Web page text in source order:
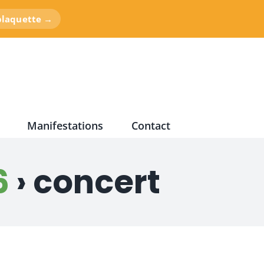
→
Manifestations Contact
› concert